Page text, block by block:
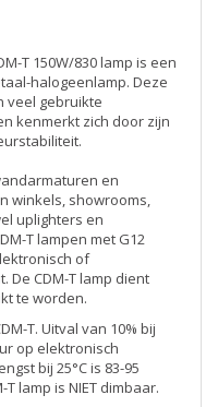
T 150W/830 lamp is een
halogeenlamp. Deze
veel gebruikte
kenmerkt zich door zijn
en
winkels, showrooms,
uplighters en
T lampen met G12
of
CDM-T lamp dient
te worden.
T. Uitval van 10% bij
op elektronisch
bij 25°C is 83-95
lamp is NIET dimbaar.